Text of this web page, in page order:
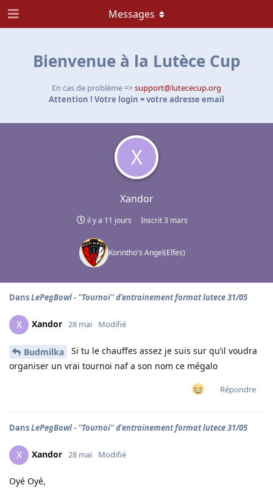
Bienvenue à la Lutèce Cup
En cas de problème =>support@lutececup.org
Attention ! Votre login = votre adresse email
X
Xandor
il y a 11 jours Inscrit3 mars
Korintho's Angel(Elfes)
Messages
DansLePegBowl - ''Tournoi'' d'entrainement format lutece 31/05
X Xandor 28 mai Modifié
Budmilka
Si tu le chauffes assez je suis sur qu’il voudra
organiser un vrai tournoi naf a son nom ce mégalo
Répondre
DansLePegBowl - ''Tournoi'' d'entrainement format lutece 31/05
X Xandor 28 mai Modifié
Oyé Oyé,